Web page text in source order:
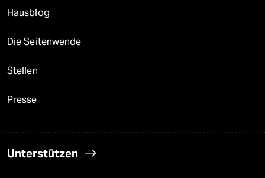
Hausblog
Die Seitenwende
Stellen
Presse
Unterstützen